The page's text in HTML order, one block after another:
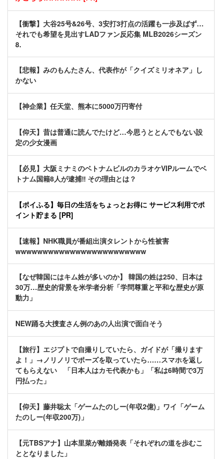
【衝撃】大谷25号&26号、3安打3打点の活躍も一歩及ばず…
それでも希望を見出すLADファン反応集 MLB2026シーズン
8.
【悲報】みのもんたさん、代表作が「クイズミリオネア」し
かない
【神企業】任天堂、熊本に5000万円寄付
【仰天】昔は普通に読んでたけど…今思うととんでもない設
定の少女漫画
【必見】大阪ミナミのベトナムビルのカラオケVIPルームでベ
トナム国籍8人が逮捕‼ その理由とは？
【ポイふる】毎日の生活をちょっとお得に サービス利用でポ
イント貯まる [PR]
【速報】NHK職員が番組出演タレントから性被害
wwwwwwwwwwwwwwwwwwwwwwww
【なぜ韓国にはキム姓が多いのか】 韓国の姓は250、日本は
30万…歴史的背景を米学者分析「学問尊重と平和な歴史が原
動力」
NEW踊る大捜査さん例のあの人出演で面白そう
【旅行】エジプトで自撮りしていたら、ガイドが「撮ります
よ！」→ノリノリでポーズを取っていたら……スマホを返し
てもらえない 「日本人はカモ代表かも」「私は6時間で3万
円払った」
【仰天】藤井聡太「ゲームたのしー(年収2億)」ワイ「ゲーム
たのしー(年収200万)」
【元TBSアナ】山本里菜が離婚発表「それぞれの道を歩むこ
ととなりました」